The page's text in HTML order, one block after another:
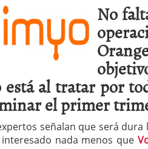
tarde 16
de abril
de 2026
Comparativa Costes vs
acelera la rentabilidad?
Meses sin intereses:
compras 24 de noviembre
Planificar tu herencia
a los costes
21 de
¿Cuánto cuesta un
No
está al tratar por
el primer
señalan que será
nada menos que